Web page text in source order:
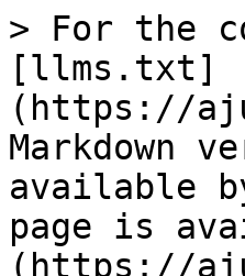
> For the
[llms.txt]
(https://
Markdown
available
page is
(https://